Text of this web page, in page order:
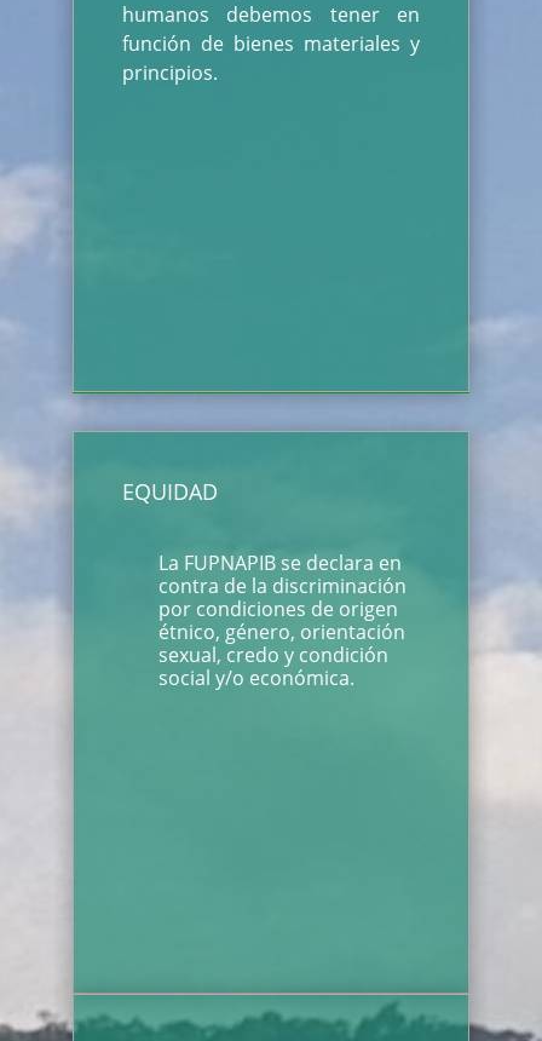
humanos debemos tener en
función de bienes materiales y
principios.
EQUIDAD
La FUPNAPIB se declara en
contra de la discriminación
por condiciones de origen
étnico, género, orientación
sexual, credo y condición
social y/o económica.